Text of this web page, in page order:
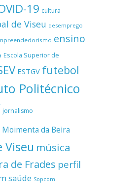
19 cultura
de Viseu desemprego
ensino
Escola Superior de
ESTGV futebol
Politécnico
jornalismo
Moimenta da Beira
Viseu música
de Frades perfil
saúde Sopcom